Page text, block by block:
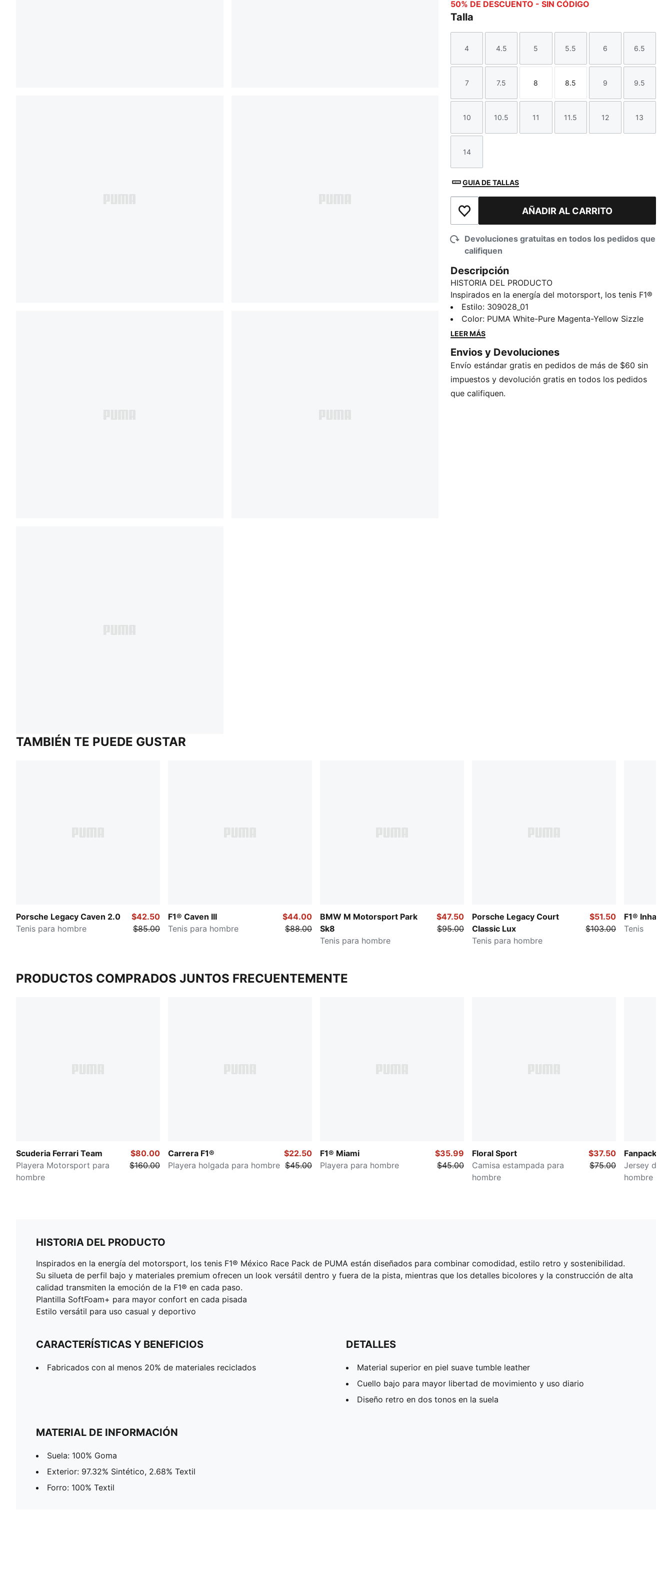
50% DE DESCUENTO - SIN CÓDIGO
Talla
Talla
4
Talla
4.5
Talla
5
Talla
5.5
Talla
6
Talla
6.5
Talla
7
Talla
7.5
Talla
8
Talla
8.5
Talla
9
Talla
9.5
Talla
10
Talla
10.5
Talla
11
Talla
11.5
Talla
12
Talla
13
Talla
14
GUIA DE TALLAS
Añadir a la lista de deseosAÑADIR AL CARRITO
Devoluciones gratuitas en todos los pedidos que
califiquen
Descripción
HISTORIA DEL PRODUCTO
Inspirados en la energía del motorsport, los tenis F1®
México Race Pack de PUMA están diseñados para
combinar comodidad, estilo retro y sostenibilidad. Su
silueta de perfil bajo y materiales premium ofrecen un
los detalles bicolores y la construcción de alta
calidad transmiten la emoción de la F1® en cada
paso.
CARACTERÍSTICAS Y BENEFICIOS
Estilo: 309028_01
Color: PUMA White-Pure Magenta-Yellow Sizzle
LEER MÁS
Envios y Devoluciones
Envío estándar gratis en pedidos de más de $60 sin
impuestos y devolución gratis en todos los pedidos
que califiquen.
TAMBIÉN TE PUEDE GUSTAR
Porsche Legacy Caven 2.0
Tenis para hombre
$42.50
$85.00
F1® Caven III
Tenis para hombre
$44.00
$88.00
BMW M Motorsport Park
Sk8
Tenis para hombre
$47.50
$95.00
Porsche Legacy Court
Classic Lux
Tenis para hombre
$51.50
$103.00
F1® Inhale
Tenis
PRODUCTOS COMPRADOS JUNTOS FRECUENTEMENTE
Scuderia Ferrari Team
Playera Motorsport para
hombre
$80.00
$160.00
Carrera F1®
Playera holgada para hombre
$22.50
$45.00
F1® Miami
Playera para hombre
$35.99
$45.00
Floral Sport
Camisa estampada para
hombre
$37.50
$75.00
Fanpack
Jersey de
hombre
HISTORIA DEL PRODUCTO
Inspirados en la energía del motorsport, los tenis F1® México Race Pack de PUMA están diseñados para combinar comodidad, estilo retro y sostenibilidad.
Su silueta de perfil bajo y materiales premium ofrecen un look versátil dentro y fuera de la pista, mientras que los detalles bicolores y la construcción de alta
calidad transmiten la emoción de la F1® en cada paso.
Plantilla SoftFoam+ para mayor confort en cada pisada
Estilo versátil para uso casual y deportivo
CARACTERÍSTICAS Y BENEFICIOS
Fabricados con al menos 20% de materiales reciclados
DETALLES
Material superior en piel suave tumble leather
Cuello bajo para mayor libertad de movimiento y uso diario
Diseño retro en dos tonos en la suela
MATERIAL DE INFORMACIÓN
Suela: 100% Goma
Exterior: 97.32% Sintético, 2.68% Textil
Forro: 100% Textil